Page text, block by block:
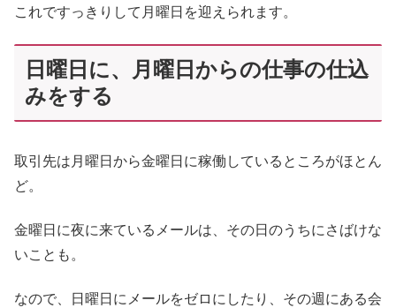
これですっきりして月曜日を迎えられます。
日曜日に、月曜日からの仕事の仕込
みをする
取引先は月曜日から金曜日に稼働しているところがほとん
ど。
金曜日に夜に来ているメールは、その日のうちにさばけな
いことも。
なので、日曜日にメールをゼロにしたり、その週にある会